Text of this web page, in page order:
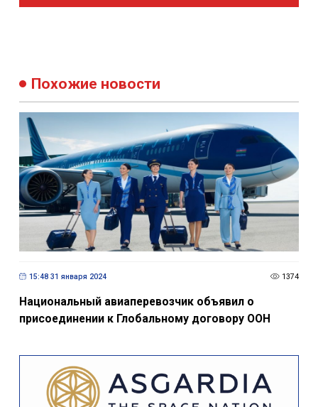
Похожие новости
15:48 31 января 2024 1374
Национальный авиаперевозчик объявил о
присоединении к Глобальному договору ООН